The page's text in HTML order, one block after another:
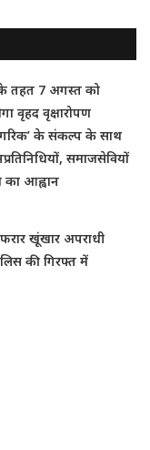
तहत 7 अगस्त को
वृहद वृक्षारोपण
के संकल्प के साथ
समाजसेवियों
का आह्वान
खूंखार अपराधी
की गिरफ्त में